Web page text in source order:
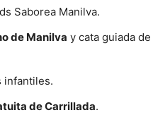
Saborea Manilva.
de Manilva y cata guiada
infantiles.
de Carrillada.